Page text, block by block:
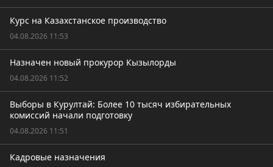
Курс на Казахстанское производство
04.08.2026 11:53
Назначен новый прокурор Кызылорды
04.08.2026 11:52
Выборы в Курултай: Более 10 тысяч избирательных
комиссий начали подготовку
04.08.2026 11:51
Кадровые назначения